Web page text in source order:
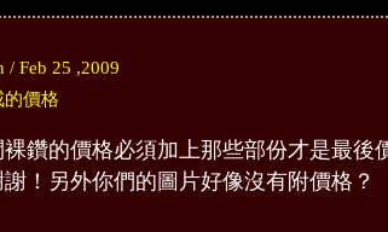
/ Feb 25 ,2009
價格
鑽的價格必須加上那些部份才是最後
！另外你們的圖片好像沒有附價格？